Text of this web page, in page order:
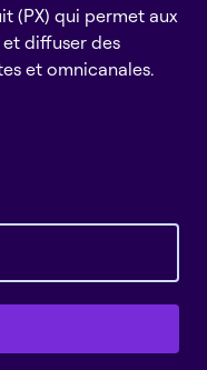
(PX) qui permet aux
diffuser des
et omnicanales.